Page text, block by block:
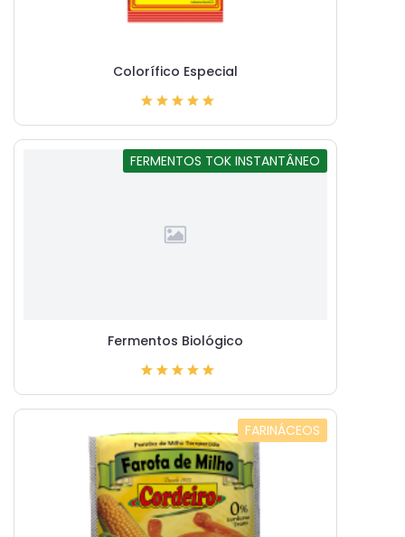
Colorífico Especial
FERMENTOS TOK INSTANTÂNEO
Fermentos Biológico
FARINÁCEOS